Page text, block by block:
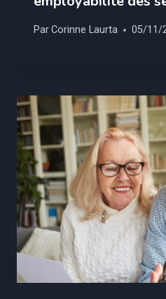
ParCorinne Laurta 05/11/